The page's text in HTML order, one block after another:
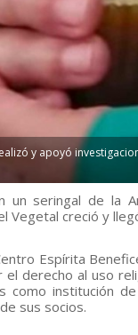
y apoyó
un seringal de la
Vegetal creció y
Espírita
el derecho al uso
como institución
sus socios.